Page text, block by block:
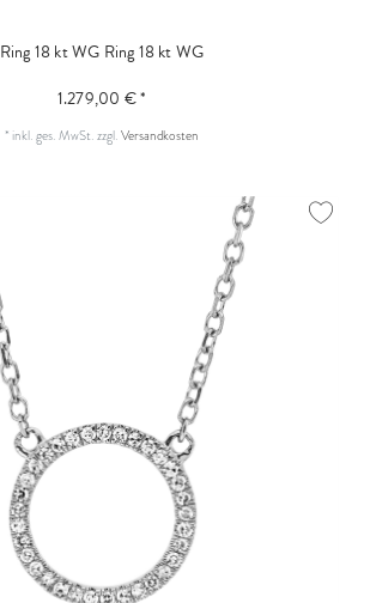
Ring 18 kt WG Ring 18 kt WG
1.279,00 € *
* inkl. ges. MwSt.zzgl.Versandkosten